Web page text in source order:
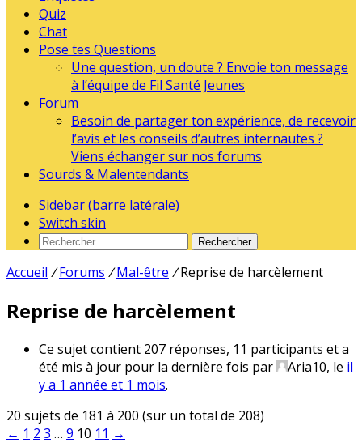
Quiz
Chat
Pose tes Questions
Une question, un doute ? Envoie ton message
à l’équipe de Fil Santé Jeunes
Forum
Besoin de partager ton expérience, de recevoir
l’avis et les conseils d’autres internautes ?
Viens échanger sur nos forums
Sourds & Malentendants
Sidebar (barre latérale)
Switch skin
Rechercher
Accueil / Forums / Mal-être / Reprise de harcèlement
Reprise de harcèlement
Ce sujet contient 207 réponses, 11 participants et a
été mis à jour pour la dernière fois par
Aria10, le il
y a 1 année et 1 mois.
20 sujets de 181 à 200 (sur un total de 208)
← 1 2 3 … 9 10 11 →